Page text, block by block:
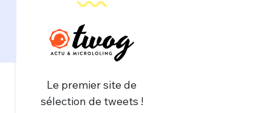
Le premier site de
sélection de tweets !